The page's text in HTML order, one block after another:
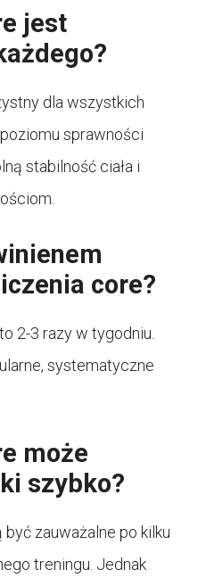
jest
dla wszystkich
sprawności
stabilność ciała i
core?
2-3 razy w tygodniu.
systematyczne
może
szybko?
zauważalne po kilku
treningu. Jednak